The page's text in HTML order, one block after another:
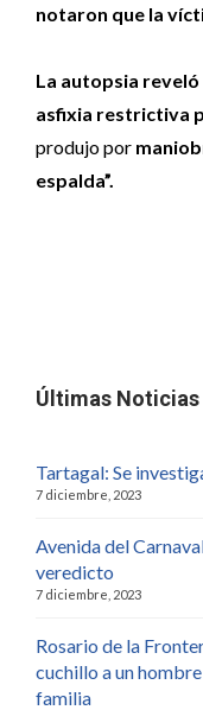
notaron que la
La autopsia
asfixia restrictiva
produjo por
espalda”.
Últimas Noticias
Tartagal: Se
7 diciembre, 2023
Avenida del
veredicto
7 diciembre, 2023
Rosario de la
cuchillo a un
familia